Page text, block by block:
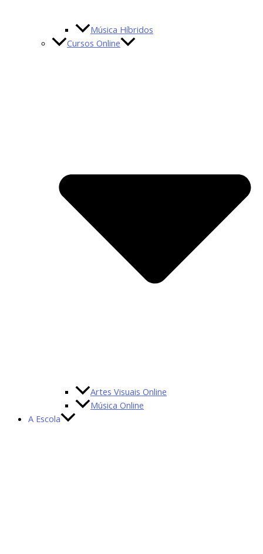
Música Híbridos
Cursos Online
Artes Visuais Online
Música Online
A Escola